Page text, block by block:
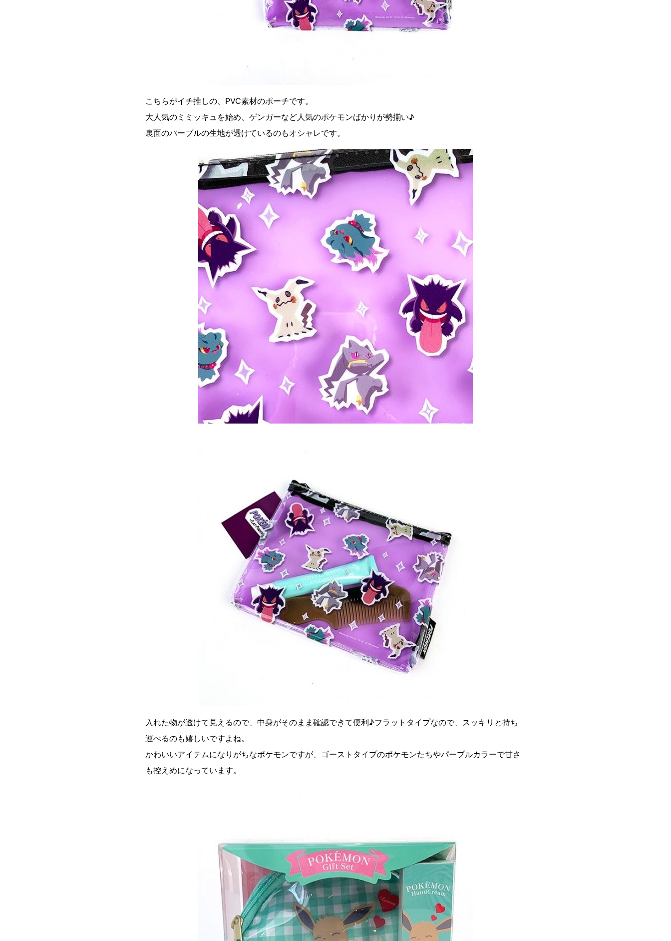
こちらがイチ推しの、PVC素材のポーチです。
大人気のミミッキュを始め、ゲンガーなど人気のポケモンばかりが勢揃い♪
裏面のパープルの生地が透けているのもオシャレです。
入れた物が透けて見えるので、中身がそのまま確認できて便利♪フラットタイプなので、スッキリと持ち
運べるのも嬉しいですよね。
かわいいアイテムになりがちなポケモンですが、ゴーストタイプのポケモンたちやパープルカラーで甘さ
も控えめになっています。